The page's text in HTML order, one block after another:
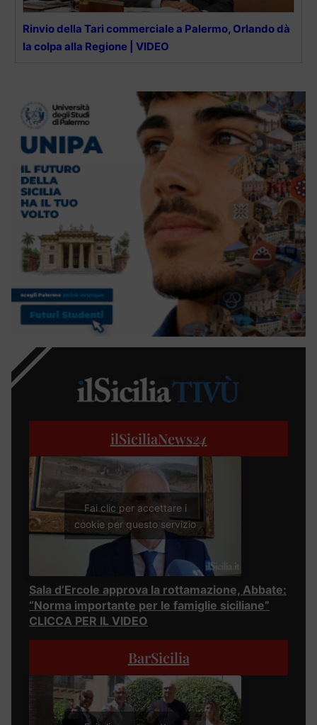
Rinvio della Tari commerciale a Palermo, Orlando dà
la colpa alla Regione | VIDEO
ilSiciliaNews24
Fai clic per accettare i
cookie per questo servizio
Sala d’Ercole approva la rottamazione, Abbate:
“Norma importante per le famiglie siciliane”
CLICCA PER IL VIDEO
BarSicilia